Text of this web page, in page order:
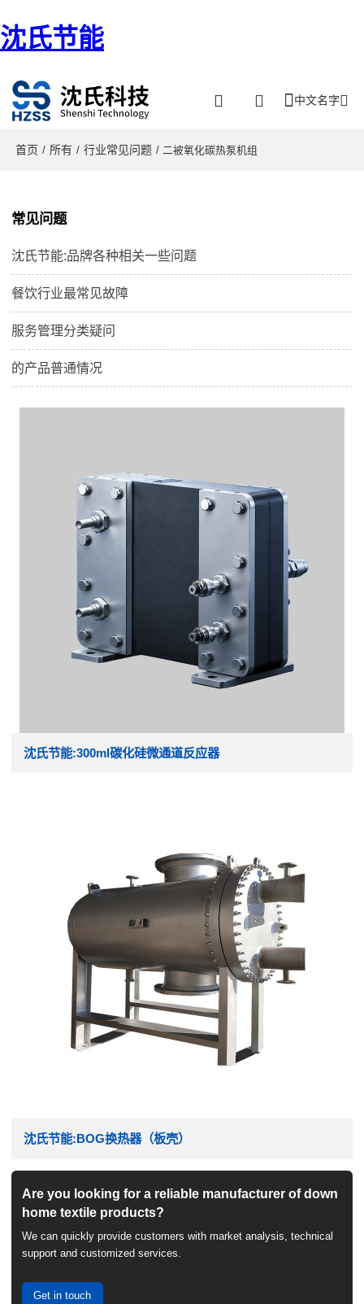
沈氏节能
中文名字
首页 / 所有 / 行业常见问题 / 二被氧化碳热泵机组
常见问题
沈氏节能:品牌各种相关一些问题
餐饮行业最常见故障
服务管理分类疑问
的产品普通情况
沈氏节能:300ml碳化硅微通道反应器
沈氏节能:BOG换热器（板壳）
Are you looking for a reliable manufacturer of down
home textile products?
We can quickly provide customers with market analysis, technical
support and customized services.
Get in touch